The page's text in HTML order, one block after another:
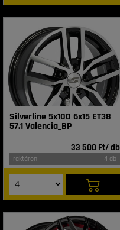
Silverline 5x100 6x15 ET38
57.1 Valencia_BP
33 500 Ft/ db
raktáron 4 db